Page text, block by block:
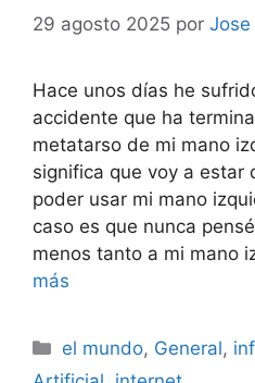
29 agosto 2025 por
Hace unos días he
accidente que ha
metatarso de mi mano
significa que voy a estar
poder usar mi mano
caso es que nunca
menos tanto a mi mano
más
Categorías
el mundo, General,